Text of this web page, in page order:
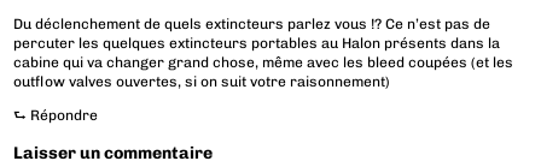
Du déclenchement de quels extincteurs parlez vous !? Ce n’est pas de
percuter les quelques extincteurs portables au Halon présents dans la
cabine qui va changer grand chose, même avec les bleed coupées (et les
outflow valves ouvertes, si on suit votre raisonnement)
⮑ Répondre
Laisser un commentaire